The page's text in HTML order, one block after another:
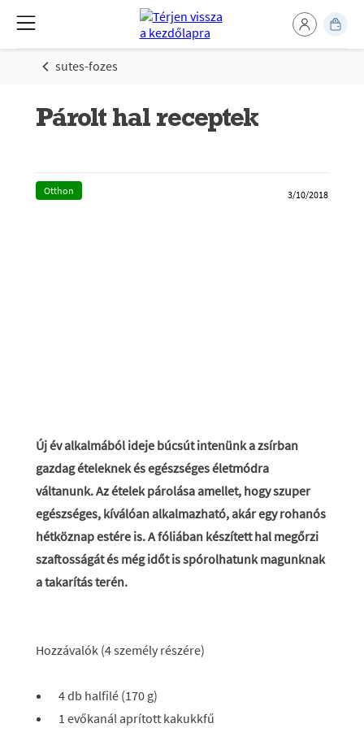
sutes-fozes
Párolt hal receptek
Otthon 3/10/2018
Új év alkalmából ideje búcsút intenünk a zsírban
gazdag ételeknek és egészséges életmódra
váltanunk. Az ételek párolása amellet, hogy szuper
egészséges, kíválóan alkalmazható, akár egy rohanós
hétköznap estére is. A fóliában készített hal megőrzi
szaftosságát és még időt is spórolhatunk magunknak
a takarítás terén.
Hozzávalók (4 személy részére)
4 db halfilé (170 g)
1 evőkanál aprított kakukkfű